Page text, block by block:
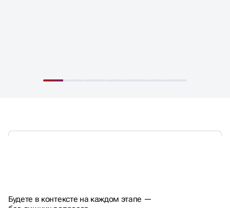
ЧТО МЫ ДЕЛАЕМ
Будете в контексте на каждом этапе —